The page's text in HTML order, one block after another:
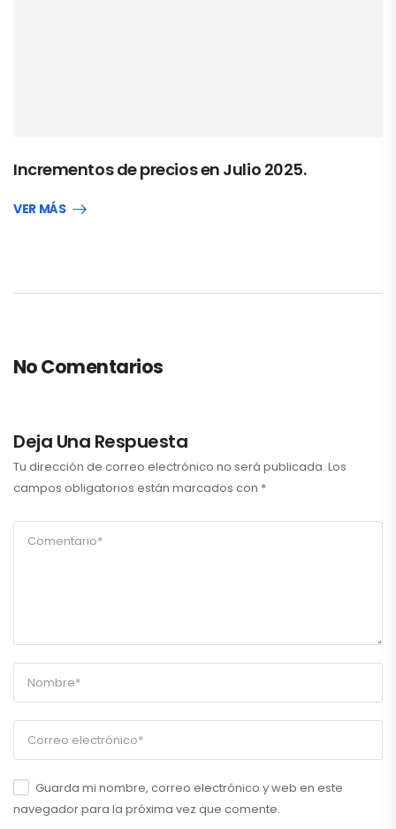
Incrementos de precios en Julio 2025.
VER MÁS
No Comentarios
Deja Una Respuesta
Tu dirección de correo electrónico no será publicada. Los
campos obligatorios están marcados con *
Guarda mi nombre, correo electrónico y web en este
navegador para la próxima vez que comente.